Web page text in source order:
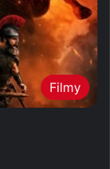
Filmy